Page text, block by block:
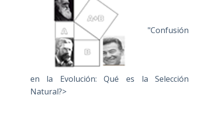
"Confusión
en la Evolución: Qué es la Selección
Natural?>